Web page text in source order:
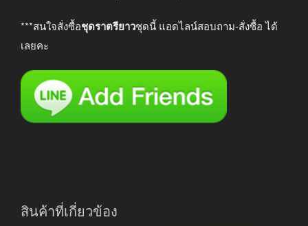
***สนใจสั่งซื้อชุดราตรียาวชุดนี้ แอดไลน์สอบถาม-สั่งซื้อ ได้
เลยคะ
สินค้าที่เกี่ยวข้อง